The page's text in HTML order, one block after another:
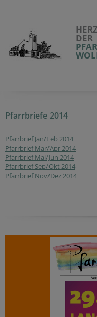
DER
Pfarrbriefe 2014
Pfarrbrief Jan/Feb 2014
Pfarrbrief Mar/Apr 2014
Pfarrbrief Mai/Jun 2014
Pfarrbrief Sep/Okt 2014
Pfarrbrief Nov/Dez 2014